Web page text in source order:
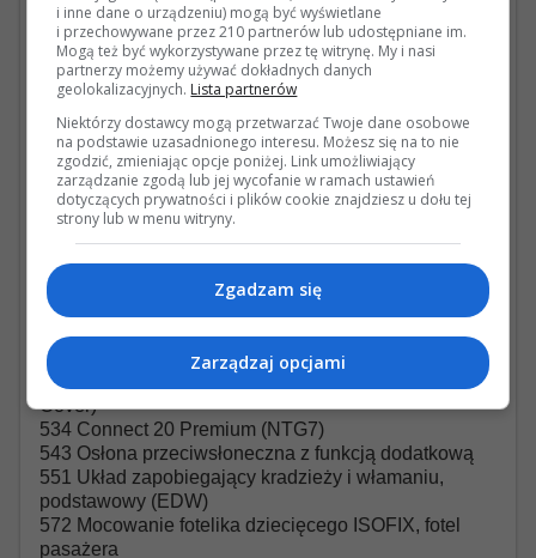
443 Ogrzewanie kierownicy
459 Zawieszenie stalowe z regulacją amortyzacji
464 Wyświetlacz zestawu wskaźników M
466 Aktywne łoże silnika
467 Elektroniczny samoblokujący mechanizm
różnicowy
475 Układ kontroli ciśnienia w ogumieniu (RDK)
498 Wersja na rynek japoński
500 Lusterko zewnętrzne elektrycznie składane
502 Bezpłatne aktualizacje danych mapowych przez
kilka lat
507 Zdalne parkowanie Premium
513 Funkcja rozpoznawania znaków drogowych
51U Okładzina wewnętrzna dachu z czarnej tkaniny
524 Osłona zabezpieczająca pojazdu (Full Body
Cover)
534 Connect 20 Premium (NTG7)
543 Osłona przeciwsłoneczna z funkcją dodatkową
551 Układ zapobiegający kradzieży i włamaniu,
podstawowy (EDW)
572 Mocowanie fotelika dziecięcego ISOFIX, fotel
pasażera
i inne dane o urządzeniu) mogą być wyświetlane
i przechowywane przez 210 partnerów lub udostępniane im.
Mogą też być wykorzystywane przez tę witrynę. My i nasi
partnerzy możemy używać dokładnych danych
geolokalizacyjnych. Lista partnerów
Niektórzy dostawcy mogą przetwarzać Twoje dane osobowe
na podstawie uzasadnionego interesu. Możesz się na to nie
zgodzić, zmieniając opcje poniżej. Link umożliwiający
zarządzanie zgodą lub jej wycofanie w ramach ustawień
dotyczących prywatności i plików cookie znajdziesz u dołu tej
strony lub w menu witryny.
Zgadzam się
Zarządzaj opcjami